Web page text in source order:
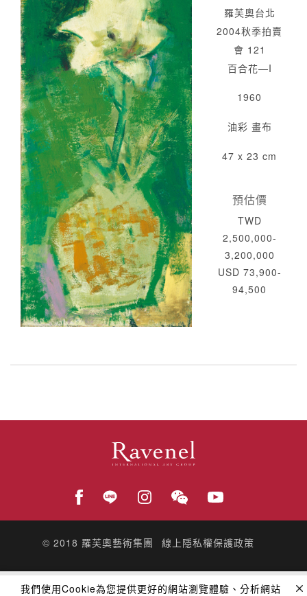
羅芙奧台北
2004秋季拍賣
會 121
百合花—I
1960
油彩 畫布
47 x 23 cm
預估價
TWD
2,500,000-
3,200,000
USD 73,900-
94,500
© 2018 羅芙奧藝術集團 線上隱私權保護政策
我們使用Cookie為您提供更好的網站瀏覽體驗、分析網站